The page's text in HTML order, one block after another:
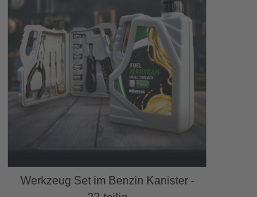
Werkzeug Set im Benzin Kanister -